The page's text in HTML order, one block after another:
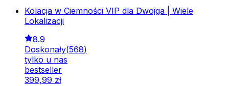
Kolacja w Ciemności VIP dla Dwojga | Wiele
Lokalizacji
8.9
Doskonały(568)
tylko u nas
bestseller
399,99 zł